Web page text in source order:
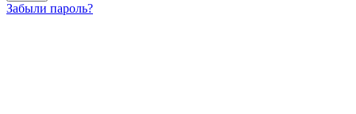
Забыли пароль?